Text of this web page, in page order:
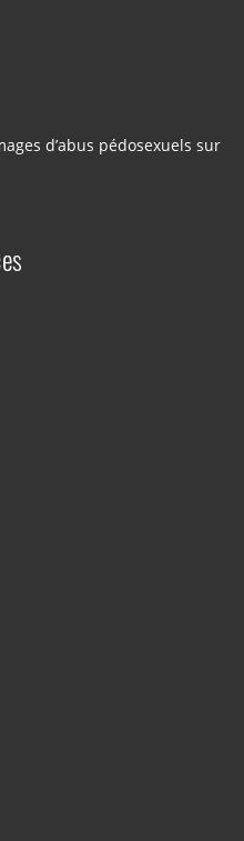
d’abus pédosexuels sur